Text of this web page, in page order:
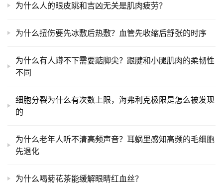
为什么人的眼皮跳和吉凶无关是肌肉疲劳？
为什么扭伤要先冰敷后热敷？血管先收缩后舒张的时序
为什么有人蹲不下需要踮脚尖？跟腱和小腿肌肉的柔韧性
不同
细胞分裂为什么有次数上限，海弗利克极限是怎么被发现
的
为什么老年人听不清高频声音？耳蜗里感知高频的毛细胞
先退化
为什么喝菊花茶能缓解眼睛红血丝？